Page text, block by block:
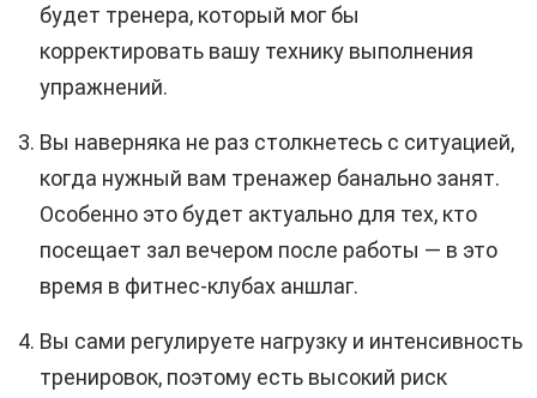
будет тренера, который мог бы
корректировать вашу технику выполнения
упражнений.
Вы наверняка не раз столкнетесь с ситуацией,
когда нужный вам тренажер банально занят.
Особенно это будет актуально для тех, кто
посещает зал вечером после работы — в это
время в фитнес-клубах аншлаг.
Вы сами регулируете нагрузку и интенсивность
тренировок, поэтому есть высокий риск